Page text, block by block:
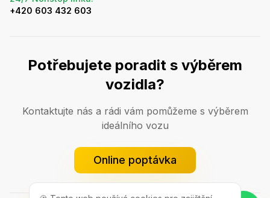
+420 603 432 603
Potřebujete poradit s výběrem
vozidla?
Kontaktujte nás a rádi vám pomůžeme s výběrem
ideálního vozu
Online poptávka